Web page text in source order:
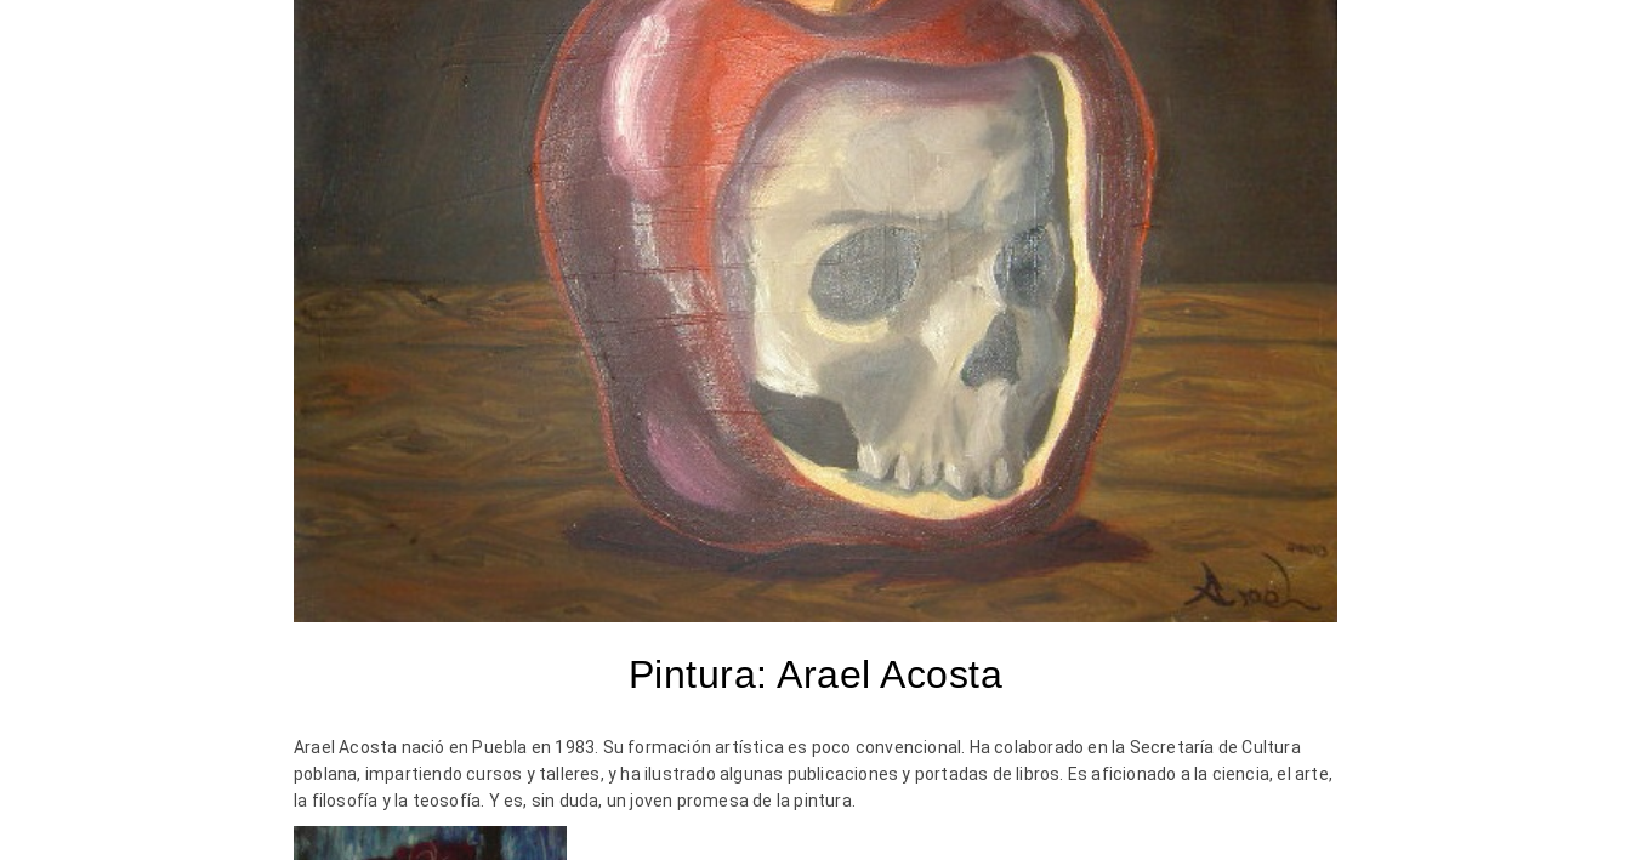
Pintura: Arael Acosta
Arael Acosta nació en Puebla en 1983. Su formación artística es poco convencional. Ha colaborado en la Secretaría de Cultura
poblana, impartiendo cursos y talleres, y ha ilustrado algunas publicaciones y portadas de libros. Es aficionado a la ciencia, el arte,
la filosofía y la teosofía. Y es, sin duda, un joven promesa de la pintura.